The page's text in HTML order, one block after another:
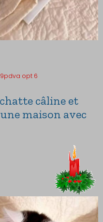
câline et
maison avec